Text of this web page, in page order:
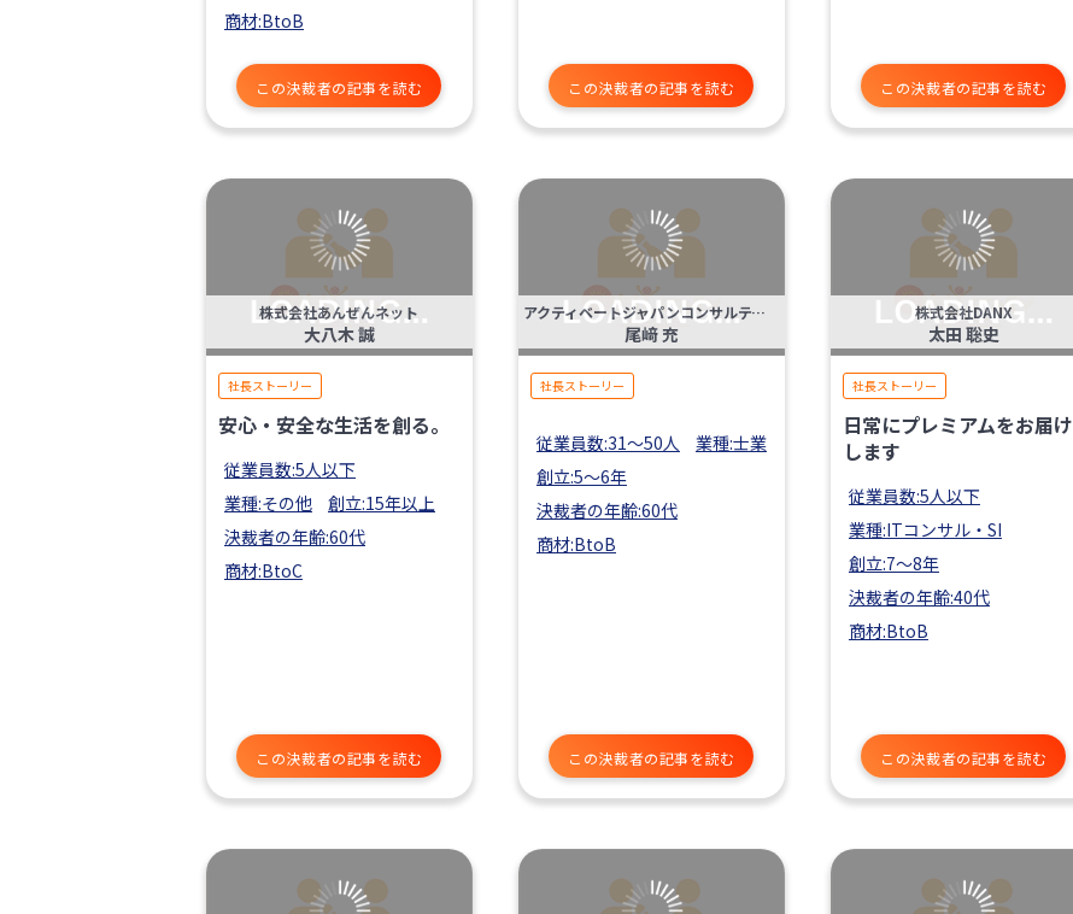
商材:BtoB
この決裁者の記事を読む この決裁者の記事を読む この決裁者の記事を読む
株式会社あんぜんネット
大八木 誠
社長ストーリー
安心・安全な生活を創る。
従業員数:5人以下
業種:その他
創立:15年以上
決裁者の年齢:60代
商材:BtoC
この決裁者の記事を読む
アクティベートジャパンコンサルティング(株)アクティベートジャパン税理士法人
尾﨑 充
社長ストーリー
従業員数:31〜50人
業種:士業
創立:5〜6年
決裁者の年齢:60代
商材:BtoB
この決裁者の記事を読む
株式会社DANX
太田 聡史
社長ストーリー
日常にプレミアムをお届け
します
従業員数:5人以下
業種:ITコンサル・SI
創立:7〜8年
決裁者の年齢:40代
商材:BtoB
この決裁者の記事を読む